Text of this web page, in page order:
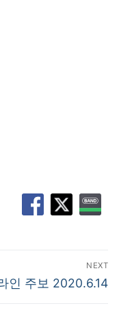
NEXT
인 주보 2020.6.14